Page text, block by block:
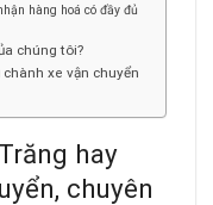
hàng hoá có đầy đủ
chúng tôi?
xe vận chuyển
hay
chuyên